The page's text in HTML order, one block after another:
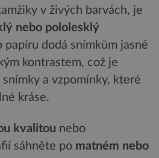
v živých barvách, je
nebo pololesklý
papíru dodá snímkům jasné
kontrastem, což je
a vzpomínky, které
kráse.
kvalitou nebo
sáhněte po matném nebo